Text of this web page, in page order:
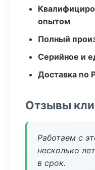
опытом
Полный
Серийное и
Доставка по
Отзывы
Работаем с
несколько
в срок.